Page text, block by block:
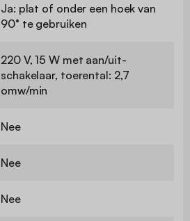
Ja: plat of onder een hoek van
90° te gebruiken
220 V, 15 W met aan/uit-
schakelaar, toerental: 2,7
omw/min
Nee
Nee
Nee